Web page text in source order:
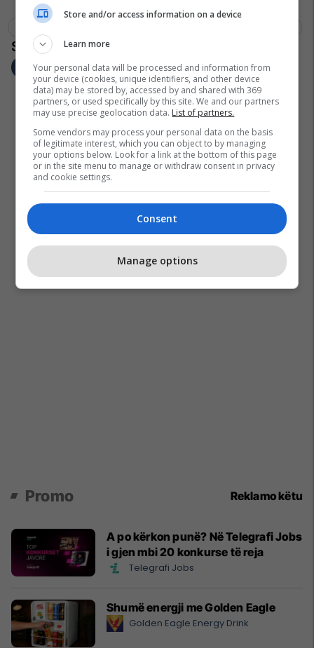
Serie A
Promo Reklamo këtu
A po kërkon punë? Në Telegrafi Jobs
i gjen mbi 20 konkurse të reja
Telegrafi Jobs
Shumë energji me Golden Eagle
Golden Eagle Energy Drink
Store and/or access information on a device
Learn more
Your personal data will be processed and information from
your device (cookies, unique identifiers, and other device
data) may be stored by, accessed by and shared with 369
partners, or used specifically by this site. We and our partners
may use precise geolocation data. List of partners.
Some vendors may process your personal data on the basis
of legitimate interest, which you can object to by managing
your options below. Look for a link at the bottom of this page
or in the site menu to manage or withdraw consent in privacy
and cookie settings.
Consent
Manage options